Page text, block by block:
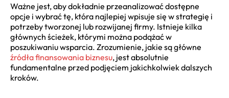
Ważne jest, aby dokładnie przeanalizować dostępne
opcje i wybrać tę, która najlepiej wpisuje się w strategię i
potrzeby tworzonej lub rozwijanej firmy. Istnieje kilka
głównych ścieżek, którymi można podążać w
poszukiwaniu wsparcia. Zrozumienie, jakie są główne
źródła finansowania biznesu, jest absolutnie
fundamentalne przed podjęciem jakichkolwiek dalszych
kroków.